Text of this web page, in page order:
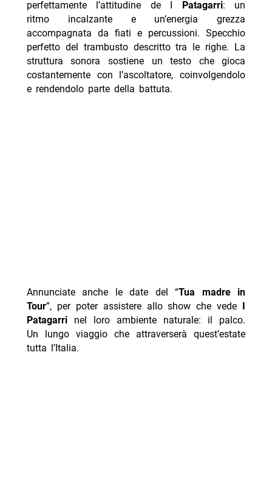
perfettamente l’attitudine de I Patagarri: un
ritmo incalzante e un’energia grezza
accompagnata da fiati e percussioni. Specchio
perfetto del trambusto descritto tra le righe. La
struttura sonora sostiene un testo che gioca
costantemente con l’ascoltatore, coinvolgendolo
e rendendolo parte della battuta.
Annunciate anche le date del “Tua madre
in
Tour”, per poter assistere allo show che vede
Patagarri nel loro ambiente naturale: il palco.
Un lungo viaggio che attraverserà quest’estate
tutta l’Italia.